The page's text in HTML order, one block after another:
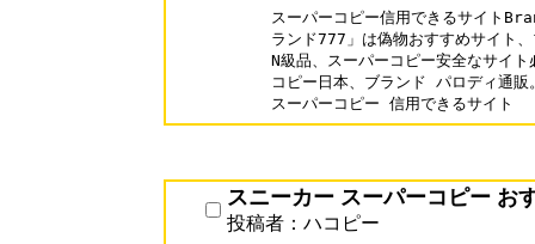
スーパーコピー信用できるサイト
ランド777」は偽物おすすめサイト
N級品、スーパーコピー安全なサイ
コピー日本、ブランド パロディ通販
スニーカー スーパーコピー お
投稿者：ハコピー